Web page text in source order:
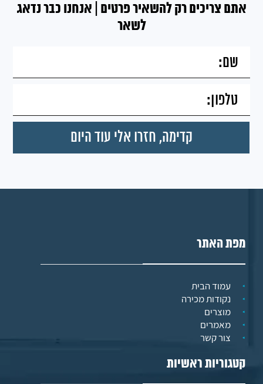
אתם צריכים רק להשאיר פרטים | אנחנו כבר נדאג
לשאר
מפת האתר
עמוד הבית
נקודות מכירה
מוצרים
מאמרים
צור קשר
קטגוריות ראשיות